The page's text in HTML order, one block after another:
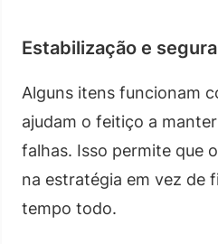
Estabilização e
Alguns itens funcionam
ajudam o feitiço a
falhas. Isso permite que
na estratégia em vez de
tempo todo.